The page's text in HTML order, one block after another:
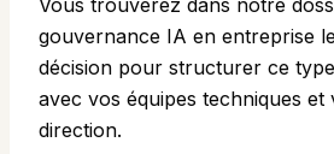
Vous trouverez dans notre
gouvernance IA en entreprise
décision pour structurer ce
avec vos équipes techniques et
direction.